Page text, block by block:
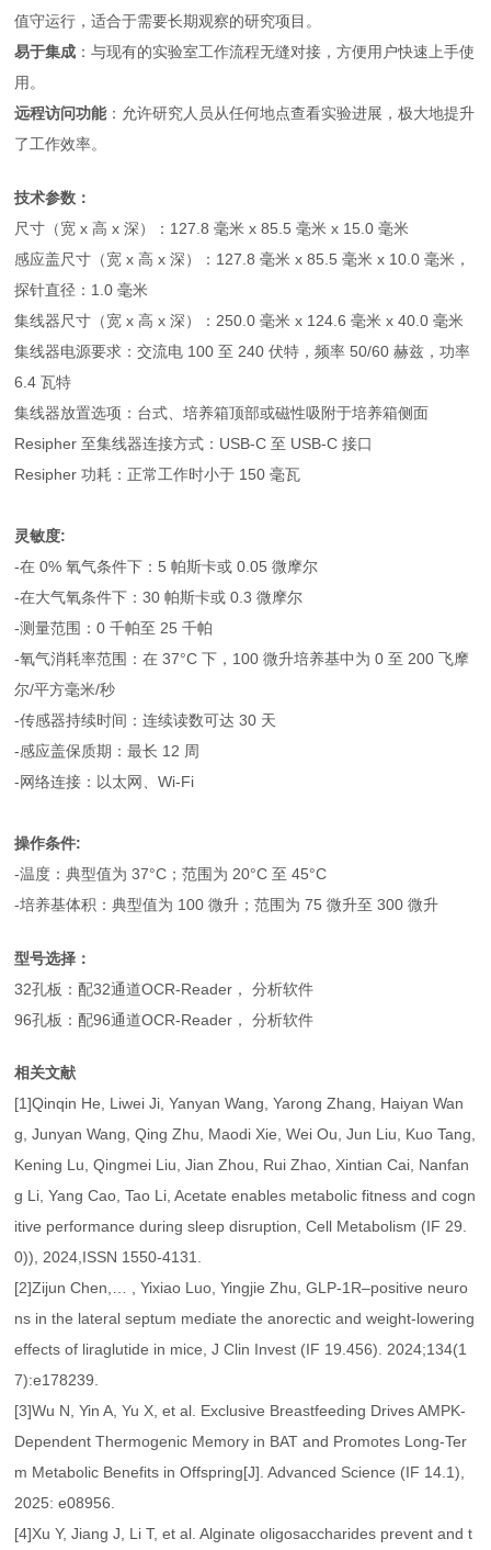
值守运行，适合于需要长期观察的研究项目。
易于集成 ：与现有的实验室工作流程无缝对接，方便用户快速上手使
用。
远程访问功能：允许研究人员从任何地点查看实验进展，极大地提升
了工作效率。
技术参数：
尺寸（宽 x 高 x 深）：127.8 毫米 x 85.5 毫米 x 15.0 毫米
感应盖尺寸（宽 x 高 x 深）：127.8 毫米 x 85.5 毫米 x 10.0 毫米，
探针直径：1.0 毫米
集线器尺寸（宽 x 高 x 深）：250.0 毫米 x 124.6 毫米 x 40.0 毫米
集线器电源要求：交流电 100 至 240 伏特，频率 50/60 赫兹，功率
6.4 瓦特
集线器放置选项：台式、培养箱顶部或磁性吸附于培养箱侧面
Resipher 至集线器连接方式：USB-C 至 USB-C 接口
Resipher 功耗：正常工作时小于 150 毫瓦
灵敏度:
-在 0% 氧气条件下：5 帕斯卡或 0.05 微摩尔
-在大气氧条件下：30 帕斯卡或 0.3 微摩尔
-测量范围：0 千帕至 25 千帕
-氧气消耗率范围：在 37°C 下，100 微升培养基中为 0 至 200 飞摩
尔/平方毫米/秒
-传感器持续时间：连续读数可达 30 天
-感应盖保质期：最长 12 周
-网络连接：以太网、Wi-Fi
操作条件:
-温度：典型值为 37°C；范围为 20°C 至 45°C
-培养基体积：典型值为 100 微升；范围为 75 微升至 300 微升
型号选择：
32孔板：配32通道OCR-Reader， 分析软件
96孔板：配96通道OCR-Reader， 分析软件
相关文献
[1]Qinqin He, Liwei Ji, Yanyan Wang, Yarong Zhang, Haiyan Wan
g, Junyan Wang, Qing Zhu, Maodi Xie, Wei Ou, Jun Liu, Kuo Tang,
Kening Lu, Qingmei Liu, Jian Zhou, Rui Zhao, Xintian Cai, Nanfan
g Li, Yang Cao, Tao Li, Acetate enables metabolic fitness and cogn
itive performance during sleep disruption, Cell Metabolism (IF 29.
0)), 2024,ISSN 1550-4131.
[2]Zijun Chen,… , Yixiao Luo, Yingjie Zhu, GLP-1R–positive neuro
ns in the lateral septum mediate the anorectic and weight-lowering
effects of liraglutide in mice, J Clin Invest (IF 19.456). 2024;134(1
7):e178239.
[3]Wu N, Yin A, Yu X, et al. Exclusive Breastfeeding Drives AMPK‐
Dependent Thermogenic Memory in BAT and Promotes Long‐Ter
m Metabolic Benefits in Offspring[J]. Advanced Science (IF 14.1),
2025: e08956.
[4]Xu Y, Jiang J, Li T, et al. Alginate oligosaccharides prevent and t